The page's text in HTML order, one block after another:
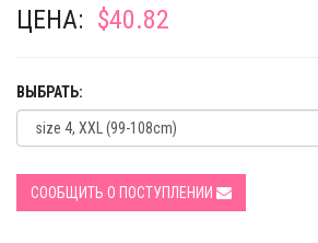
ЦЕНА: $40.82
ВЫБРАТЬ:
СООБЩИТЬ О ПОСТУПЛЕНИИ